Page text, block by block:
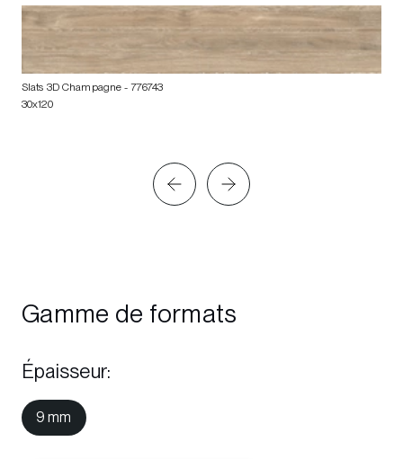
Slats 3D Champagne - 776743
30x120
Gamme de formats
Épaisseur:
9 mm